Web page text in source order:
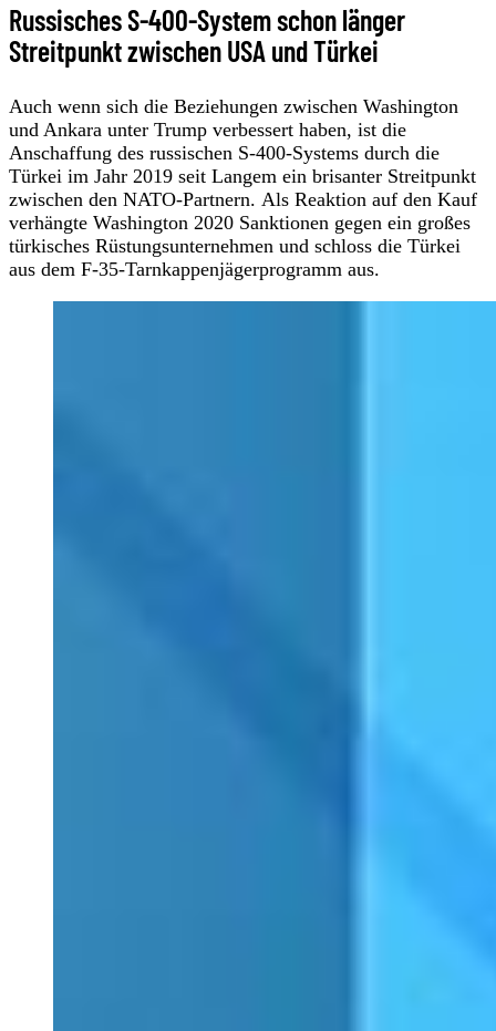
Russisches S-400-System schon länger
Streitpunkt zwischen USA und Türkei
Auch wenn sich die Beziehungen zwischen Washington
und Ankara unter Trump verbessert haben, ist die
Anschaffung des russischen S-400-Systems durch die
Türkei im Jahr 2019 seit Langem ein brisanter Streitpunkt
zwischen den NATO-Partnern. Als Reaktion auf den Kauf
verhängte Washington 2020 Sanktionen gegen ein großes
türkisches Rüstungsunternehmen und schloss die Türkei
aus dem F-35-Tarnkappenjägerprogramm aus.